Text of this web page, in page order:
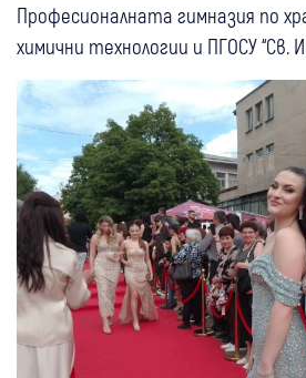
Професионалната гимназия по
химични технологии и ПГОСУ “Св.